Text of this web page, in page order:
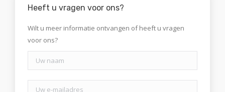
Heeft u vragen voor ons?
Wilt u meer informatie ontvangen of heeft u vragen
voor ons?